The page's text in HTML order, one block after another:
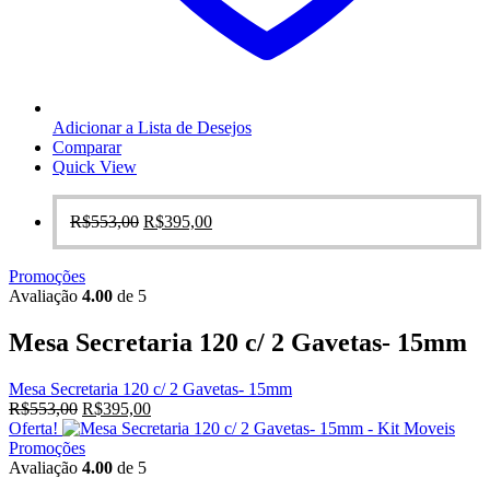
Adicionar a Lista de Desejos
Comparar
Quick View
R$553,00 O
R$553,00.
R$395,00O
Promoções
Avaliação 4.00 de 5
Mesa Secretaria 120 c/ 2 Gavetas- 15mm
Mesa Secretaria 120 c/ 2 Gavetas- 15mm
R$553,00 O
preço
original
era:
R$395,00O
preço
Oferta!
Promoções
Avaliação 4.00 de 5